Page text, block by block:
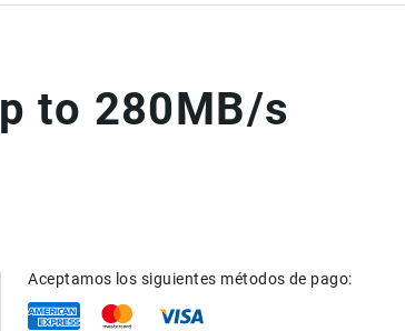
to 280MB/s
Aceptamos los siguientes métodos de pago: